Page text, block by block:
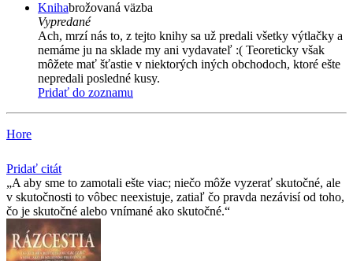
Knihabrožovaná väzba
Vypredané
Ach, mrzí nás to, z tejto knihy sa už predali všetky výtlačky a
nemáme ju na sklade my ani vydavateľ :( Teoreticky však
môžete mať šťastie v niektorých iných obchodoch, ktoré ešte
nepredali posledné kusy.
Pridať do zoznamu
Hore
Pridať citát
A aby sme to zamotali ešte viac; niečo môže vyzerať skutočné, ale
v skutočnosti to vôbec neexistuje, zatiaľ čo pravda nezávisí od toho,
čo je skutočné alebo vnímané ako skutočné.